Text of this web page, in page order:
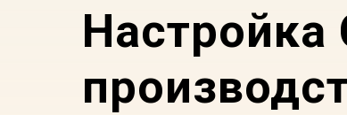
Настройка